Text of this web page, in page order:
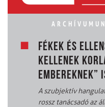
FÉKEK ÉS
KELLENEK
EMBEREKNEK”
A szubjektív
rossz tanácsadó az